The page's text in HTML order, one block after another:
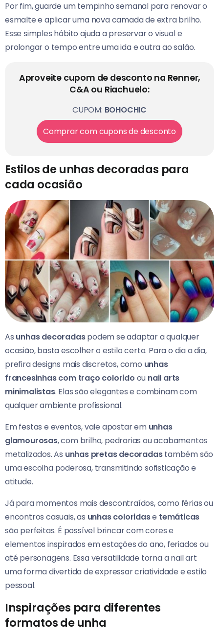
Por fim, guarde um tempinho semanal para renovar o
esmalte e aplicar uma nova camada de extra brilho.
Esse simples hábito ajuda a preservar o visual e
prolongar o tempo entre uma ida e outra ao salão.
Aproveite cupom de desconto na Renner,
C&A ou Riachuelo:
CUPOM: BOHOCHIC
Comprar com cupons de desconto
Estilos de unhas decoradas para
cada ocasião
As unhas decoradaspodem se adaptar a qualquer
ocasião, basta escolher o estilo certo. Para o dia a dia,
prefira designs mais discretos, como unhas
francesinhas com traço colorido ou nail arts
minimalistas. Elas são elegantes e combinam com
qualquer ambiente profissional.
Em festas e eventos, vale apostar em unhas
glamourosas, com brilho, pedrarias ou acabamentos
metalizados. As unhas pretas decoradastambém são
uma escolha poderosa, transmitindo sofisticação e
atitude.
Já para momentos mais descontraídos, como férias ou
encontros casuais, as unhas coloridase temáticas
são perfeitas. É possível brincar com cores e
elementos inspirados em estações do ano, feriados ou
até personagens. Essa versatilidade torna a nail art
uma forma divertida de expressar criatividade e estilo
pessoal.
Inspirações para diferentes
formatos de unha